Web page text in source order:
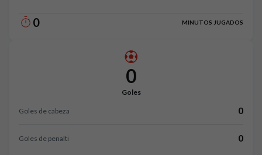
0 MINUTOS JUGADOS
0
Goles
Goles de cabeza 0
Goles de penalti 0